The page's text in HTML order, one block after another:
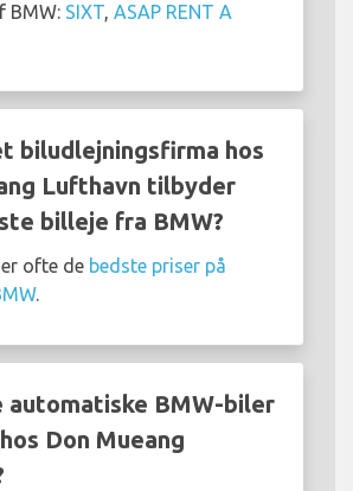
BMW: SIXT, ASAP RENT A
biludlejningsfirma hos
Lufthavn tilbyder
billeje fra BMW?
ofte de bedste priser på
.
automatiske BMW-biler
Don Mueang